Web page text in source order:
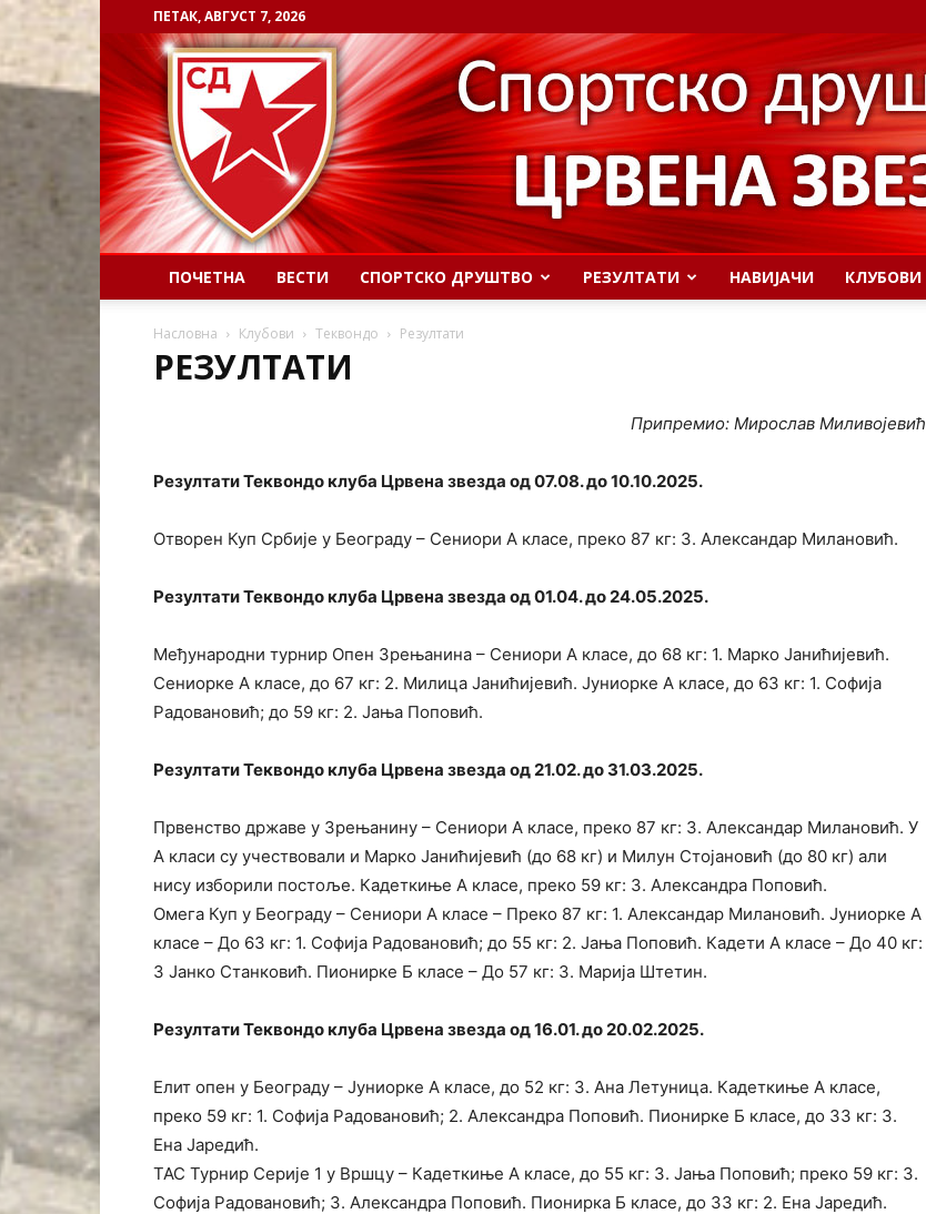
ПЕТАК, АВГУСТ 7, 2026
ПОЧЕТНА ВЕСТИ СПОРТСКО ДРУШТВО РЕЗУЛТАТИ НАВИЈАЧИ КЛУБОВИ
Насловна Клубови Теквондо Резултати
РЕЗУЛТАТИ
Припремио: Мирослав Миливојевић
Резултати Теквондо клуба Црвена звезда од 07.08. до 10.10.2025.
Отворен Куп Србије у Београду – Сениори А класе, преко 87 кг: 3. Александар Милановић.
Резултати Теквондо клуба Црвена звезда од 01.04. до 24.05.2025.
Међународни турнир Опен Зрењанина – Сениори А класе, до 68 кг: 1. Марко Јанићијевић.
Сениорке А класе, до 67 кг: 2. Милица Јанићијевић. Јуниорке А класе, до 63 кг: 1. Софија
Радовановић; до 59 кг: 2. Јања Поповић.
Резултати Теквондо клуба Црвена звезда од 21.02. до 31.03.2025.
Првенство државе у Зрењанину – Сениори А класе, преко 87 кг: 3. Александар Милановић. У
А класи су учествовали и Марко Јанићијевић (до 68 кг) и Милун Стојановић (до 80 кг) али
нису изборили постоље. Кадеткиње А класе, преко 59 кг: 3. Александра Поповић.
Омега Куп у Београду – Сениори А класе – Преко 87 кг: 1. Александар Милановић. Јуниорке А
класе – До 63 кг: 1. Софија Радовановић; до 55 кг: 2. Јања Поповић. Кадети А класе – До 40 кг:
3 Јанко Станковић. Пионирке Б класе – До 57 кг: 3. Марија Штетин.
Резултати Теквондо клуба Црвена звезда од 16.01. до 20.02.2025.
Елит опен у Београду – Јуниорке А класе, до 52 кг: 3. Ана Летуница. Кадеткиње А класе,
преко 59 кг: 1. Софија Радовановић; 2. Александра Поповић. Пионирке Б класе, до 33 кг: 3.
Ена Јаредић.
ТАС Турнир Серије 1 у Вршцу – Кадеткиње А класе, до 55 кг: 3. Јања Поповић; преко 59 кг: 3.
Софија Радовановић; 3. Александра Поповић. Пионирка Б класе, до 33 кг: 2. Ена Јаредић.